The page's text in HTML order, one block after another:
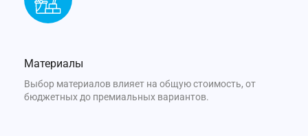
Материалы
Выбор материалов влияет на общую стоимость, от
бюджетных до премиальных вариантов.